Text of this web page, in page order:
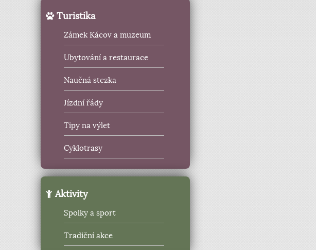
Turistika
Zámek Kácov a muzeum
Ubytování a restaurace
Naučná stezka
Jízdní řády
Tipy na výlet
Cyklotrasy
Aktivity
Spolky a sport
Tradiční akce